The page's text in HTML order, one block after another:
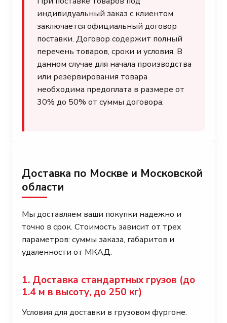
индивидуальный заказ с клиентом
заключается официальный договор
поставки. Договор содержит полный
перечень товаров, сроки и условия. В
данном случае для начала производства
или резервирования товара
необходима предоплата в размере от
30% до 50% от суммы договора.
Доставка по Москве и Московской
области
Мы доставляем ваши покупки надежно и
точно в срок. Стоимость зависит от трех
параметров: суммы заказа, габаритов и
удаленности от МКАД.
1. Доставка стандартных грузов (до
1.4 м в высоту, до 250 кг)
Условия для доставки в грузовом фургоне.